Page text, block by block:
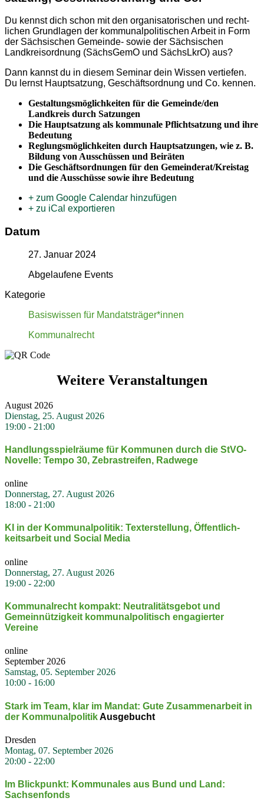
Du kennst dich schon mit den organi­sa­to­ri­schen und recht­
lichen Grund­lagen der kommu­nal­po­li­ti­schen Arbeit in Form
der Sächsi­schen Gemeinde- sowie der Sächsi­schen
Landkreis­ordnung (SächsGemO und SächsLkrO) aus?
Dann kannst du in diesem Seminar dein Wissen vertiefen.
Du lernst Haupt­satzung, Geschäfts­ordnung und Co. kennen.
Gestal­tungs­mög­lich­keiten für die Gemeinde/den
Landkreis durch Satzungen
Die Haupt­satzung als kommunale Pflicht­satzung und ihre
Bedeutung
Reglungs­mög­lich­keiten durch Haupt­sat­zungen, wie z. B.
Bildung von Ausschüssen und Beiräten
Die Geschäfts­ord­nungen für den Gemeinderat/Kreistag
und die Ausschüsse sowie ihre Bedeutung
+ zum Google Calendar hinzufügen
+ zu iCal exportieren
Datum
27. Januar 2024
Abgelaufene Events
Kategorie
Basiswissen für Mandatsträger*innen
Kommunalrecht
Weitere Veranstaltungen
August 2026
Dienstag, 25. August 2026
19:00 - 21:00
Handlungs­spiel­räume für Kommunen durch die StVO-
Novelle: Tempo 30, Zebra­streifen, Radwege
online
Donnerstag, 27. August 2026
18:00 - 21:00
KI in der Kommu­nal­po­litik: Texterstellung, Öffent­lich­
keits­arbeit und Social Media
online
Donnerstag, 27. August 2026
19:00 - 22:00
Kommu­nal­recht kompakt: Neutra­li­täts­gebot und
Gemein­nüt­zigkeit kommu­nal­po­li­tisch engagierter
Vereine
online
September 2026
Samstag, 05. September 2026
10:00 - 16:00
Stark im Team, klar im Mandat: Gute Zusam­men­arbeit in
der Kommu­nal­po­litikAusgebucht
Dresden
Montag, 07. September 2026
20:00 - 22:00
Im Blick­punkt: Kommu­nales aus Bund und Land:
Sachsen­fonds